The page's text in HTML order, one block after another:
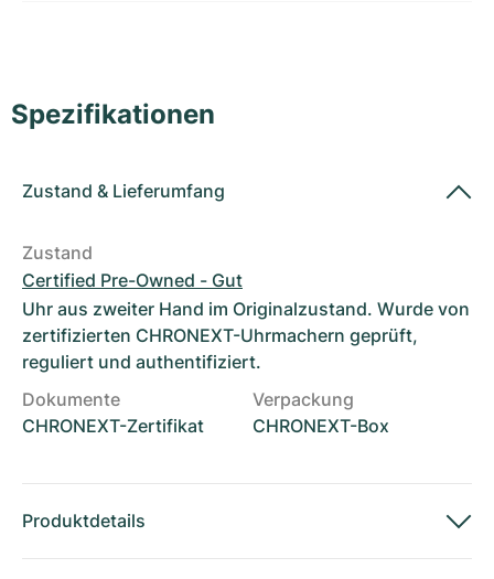
Spezifikationen
Zustand & Lieferumfang
Zustand
Certified Pre-Owned - Gut
Uhr aus zweiter Hand im Originalzustand. Wurde von
zertifizierten CHRONEXT-Uhrmachern geprüft,
reguliert und authentifiziert.
Dokumente
CHRONEXT-Zertifikat
Verpackung
CHRONEXT-Box
Produktdetails